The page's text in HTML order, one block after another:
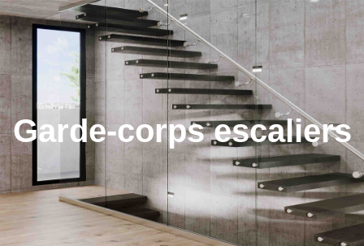
Garde-corps escaliers